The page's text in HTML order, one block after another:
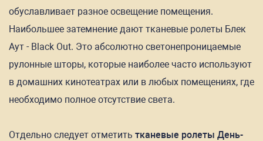
обуславливает разное освещение помещения.
Наибольшее затемнение дают тканевые ролеты Блек
Аут - Black Out. Это абсолютно светонепроницаемые
рулонные шторы, которые наиболее часто используют
в домашних кинотеатрах или в любых помещениях, где
необходимо полное отсутствие света.
Отдельно следует отметить тканевые ролеты День-